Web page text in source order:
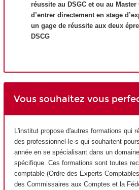
réussite au DSGC et ou au Master
d’entrer directement en stage
un gage de réussite aux deux
DSCG
Vous souhaitez vous
L'institut propose d'autres formations qui
des professionnel·le·s qui souhaitent
année en se spécialisant dans un
spécifique. Ces formations sont toutes
comptable (Ordre des Experts-
des Commissaires aux Comptes et la